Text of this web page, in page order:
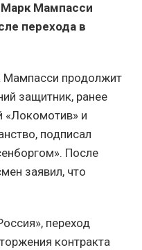
Мампасси
перехода в
Мампасси продолжит
защитник, ранее
«Локомотив» и
подписал
После
заявил, что
переход
контракта